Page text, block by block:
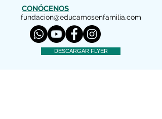
CONÓCENOS
fundacion@educamosenfamilia.com
DESCARGAR FLYER